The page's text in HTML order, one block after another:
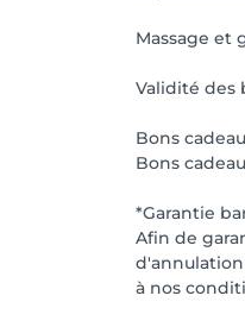
Massage et
Validité des
Bons
Bons
*Garantie
Afin de